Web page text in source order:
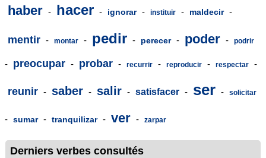
haber - hacer - ignorar - instituir - maldecir -
mentir - montar - pedir - perecer - poder - podrir
- preocupar - probar - recurrir - reproducir - respectar -
reunir - saber - salir - satisfacer - ser - solicitar
- sumar - tranquilizar - ver - zarpar
Derniers verbes consultés